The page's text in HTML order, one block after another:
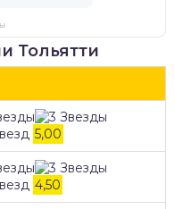
Тольятти
5,00
4,50